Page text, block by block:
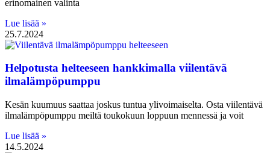
erinomainen valinta
Lue lisää »
25.7.2024
Helpotusta helteeseen hankkimalla viilentävä
ilmalämpöpumppu
Kesän kuumuus saattaa joskus tuntua ylivoimaiselta. Osta viilentävä
ilmalämpöpumppu meiltä toukokuun loppuun mennessä ja voit
Lue lisää »
14.5.2024